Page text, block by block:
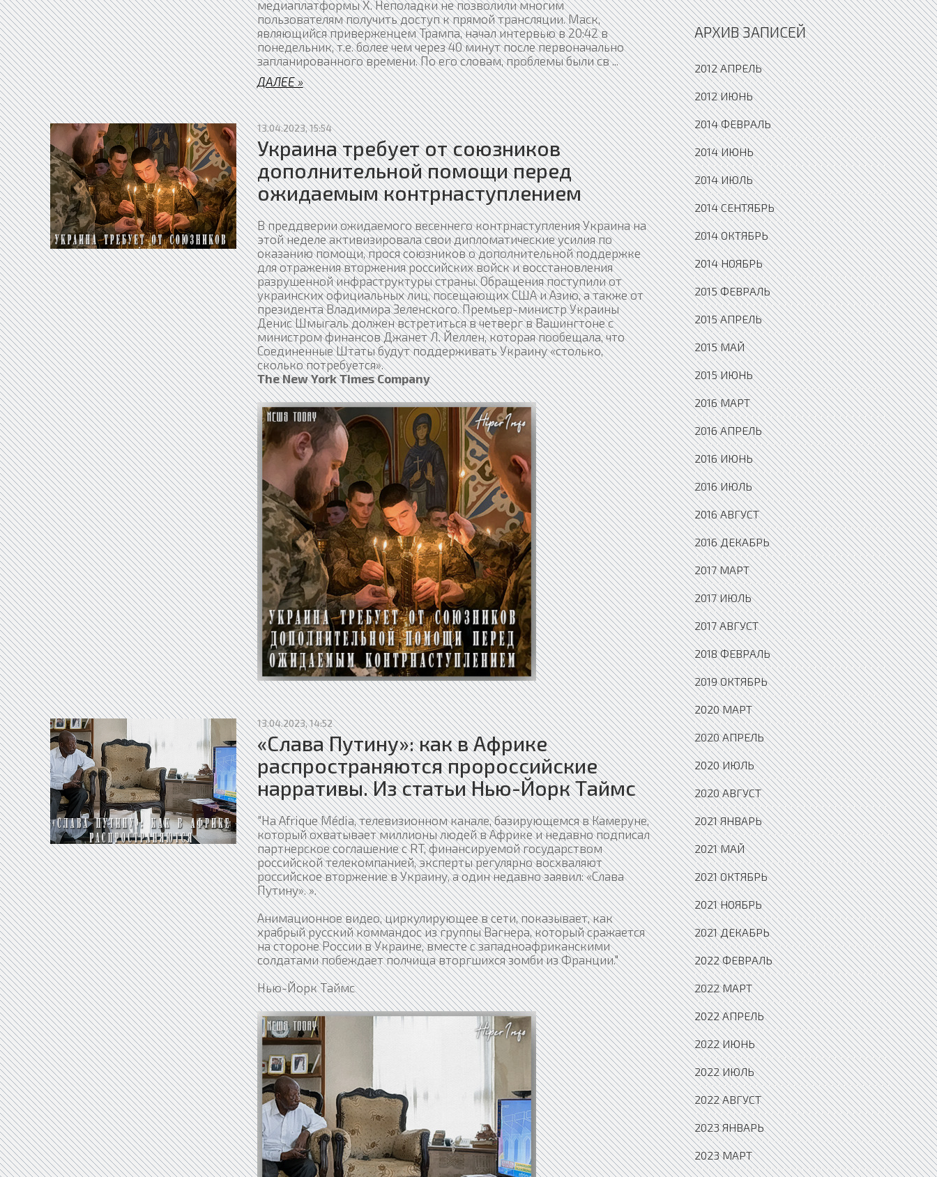
медиаплатформы Х. Неполадки не позволили многим
пользователям получить доступ к прямой трансляции. Маск,
являющийся приверженцем Трампа, начал интервью в 20:42 в
понедельник, т.е. более чем через 40 минут после первоначально
запланированного времени. По его словам, проблемы были св...
ДАЛЕЕ »
13.04.2023, 15:54
Украина требует от союзников
дополнительной помощи перед
ожидаемым контрнаступлением
В преддверии ожидаемого весеннего контрнаступления Украина на
этой неделе активизировала свои дипломатические усилия по
оказанию помощи, прося союзников о дополнительной поддержке
для отражения вторжения российских войск и восстановления
разрушенной инфраструктуры страны. Обращения поступили от
украинских официальных лиц, посещающих США и Азию, а также от
президента Владимира Зеленского. Премьер-министр Украины
Денис Шмыгаль должен встретиться в четверг в Вашингтоне с
министром финансов Джанет Л. Йеллен, которая пообещала, что
Соединенные Штаты будут поддерживать Украину «столько,
сколько потребуется».
The New York Times Company
13.04.2023, 14:52
«Слава Путину»: как в Африке
распространяются пророссийские
нарративы. Из статьи Нью-Йорк Таймс
"На Afrique Média, телевизионном канале, базирующемся в Камеруне,
который охватывает миллионы людей в Африке и недавно подписал
партнерское соглашение с RT, финансируемой государством
российской телекомпанией, эксперты регулярно восхваляют
российское вторжение в Украину, а один недавно заявил: «Слава
Путину». ».
Анимационное видео, циркулирующее в сети, показывает, как
храбрый русский коммандос из группы Вагнера, который сражается
на стороне России в Украине, вместе с западноафриканскими
солдатами побеждает полчища вторгшихся зомби из Франции."
Нью-Йорк Таймс
АРХИВ ЗАПИСЕЙ
2012 АПРЕЛЬ
2012 ИЮНЬ
2014 ФЕВРАЛЬ
2014 ИЮНЬ
2014 ИЮЛЬ
2014 СЕНТЯБРЬ
2014 ОКТЯБРЬ
2014 НОЯБРЬ
2015 ФЕВРАЛЬ
2015 АПРЕЛЬ
2015 МАЙ
2015 ИЮНЬ
2016 МАРТ
2016 АПРЕЛЬ
2016 ИЮНЬ
2016 ИЮЛЬ
2016 АВГУСТ
2016 ДЕКАБРЬ
2017 МАРТ
2017 ИЮЛЬ
2017 АВГУСТ
2018 ФЕВРАЛЬ
2019 ОКТЯБРЬ
2020 МАРТ
2020 АПРЕЛЬ
2020 ИЮЛЬ
2020 АВГУСТ
2021 ЯНВАРЬ
2021 МАЙ
2021 ОКТЯБРЬ
2021 НОЯБРЬ
2021 ДЕКАБРЬ
2022 ФЕВРАЛЬ
2022 МАРТ
2022 АПРЕЛЬ
2022 ИЮНЬ
2022 ИЮЛЬ
2022 АВГУСТ
2023 ЯНВАРЬ
2023 МАРТ